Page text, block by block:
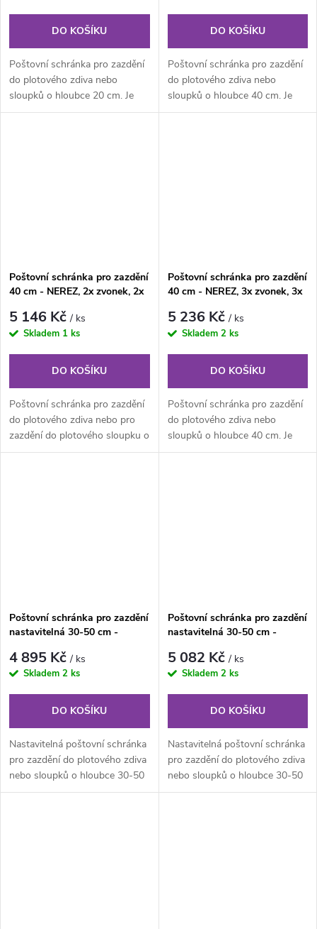
DO KOŠÍKU
Poštovní schránka pro zazdění
do plotového zdiva nebo
sloupků o hloubce 20 cm. Je
určená zejména pro zazdění do
DO KOŠÍKU
Poštovní schránka pro zazdění
do plotového zdiva nebo
sloupků o hloubce 40 cm. Je
určená zejména pro zazdění do
Poštovní schránka pro zazdění
40 cm - NEREZ, 2x zvonek, 2x
audio
5 146 Kč/ ks
Skladem 1 ks
DO KOŠÍKU
Poštovní schránka pro zazdění
do plotového zdiva nebo pro
zazdění do plotového sloupku o
hloubce 40 cm. Poštovní...
Poštovní schránka pro zazdění
40 cm - NEREZ, 3x zvonek, 3x
audio
5 236 Kč/ ks
Skladem 2 ks
DO KOŠÍKU
Poštovní schránka pro zazdění
do plotového zdiva nebo
sloupků o hloubce 40 cm. Je
určená zejména pro zazdění do
Poštovní schránka pro zazdění
nastavitelná 30-50 cm -
jmenovka, 1x příprava pro
audio
4 895 Kč/ ks
Skladem 2 ks
DO KOŠÍKU
Nastavitelná poštovní schránka
pro zazdění do plotového zdiva
nebo sloupků o hloubce 30-50
cm. Určena zejména do tzv....
Poštovní schránka pro zazdění
nastavitelná 30-50 cm -
jmenovka, 1x příprava pro
audio
5 082 Kč/ ks
Skladem 2 ks
DO KOŠÍKU
Nastavitelná poštovní schránka
pro zazdění do plotového zdiva
nebo sloupků o hloubce 30-50
cm. Určena zejména do tzv....